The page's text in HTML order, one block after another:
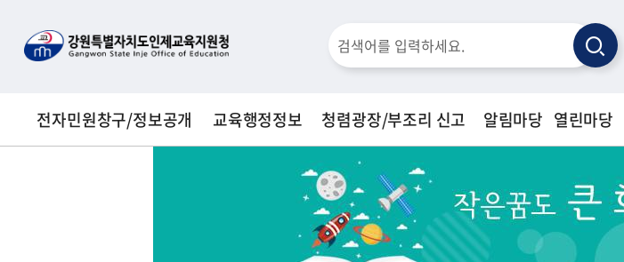
검
창
합
검
색
검
전자민원창구/정보공개 교육행정정보 청렴광장/부조리 신고 알림마당 열린마당